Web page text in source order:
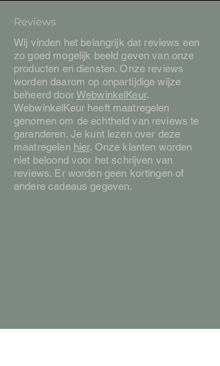
Reviews
Wij vinden het belangrijk dat reviews een
zo goed mogelijk beeld geven van onze
producten en diensten. Onze reviews
worden daarom op onpartijdige wijze
beheerd doorWebwinkelKeur.
WebwinkelKeur heeft maatregelen
genomen om de echtheid van reviews te
garanderen. Je kunt lezen over deze
maatregelen hier. Onze klanten worden
niet beloond voor het schrijven van
reviews. Er worden geen kortingen of
andere cadeaus gegeven.